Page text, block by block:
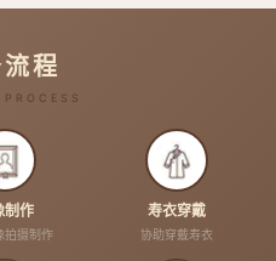
程
制作
拍摄制作
寿衣穿戴
协助穿戴寿衣